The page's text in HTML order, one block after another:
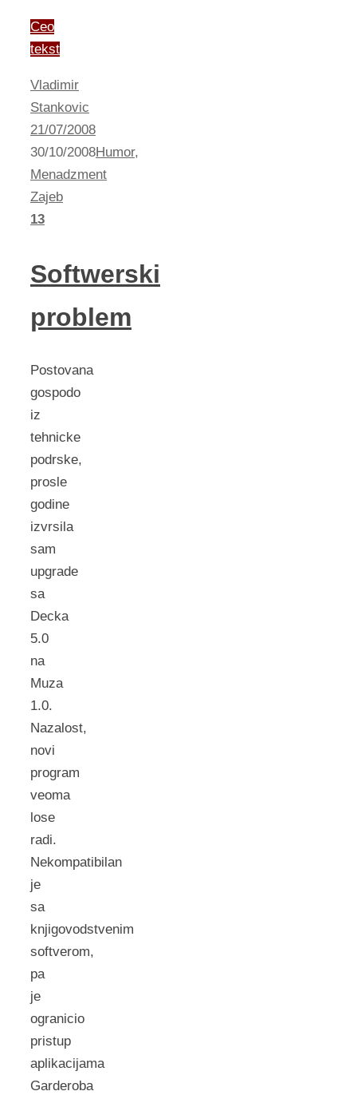
Ceo
tekst
Vladimir
Stankovic
21/07/2008
30/10/2008Humor,
Menadzment
Zajeb
13
Softwerski
problem
Postovana
gospodo
iz
tehnicke
podrske,
prosle
godine
izvrsila
sam
upgrade
sa
Decka
5.0
na
Muza
1.0.
Nazalost,
novi
program
veoma
lose
radi.
Nekompatibilan
je
sa
knjigovodstvenim
softverom,
pa
je
ogranicio
pristup
aplikacijama
Garderoba